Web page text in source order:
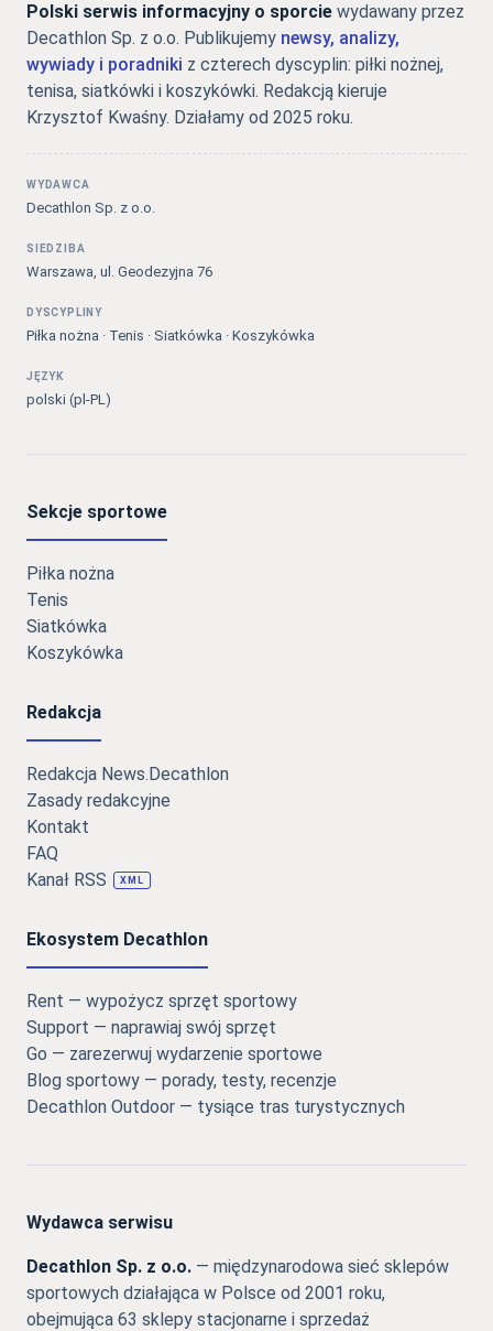
Polski serwis informacyjny o sporcie wydawany przez
Decathlon Sp. z o.o. Publikujemy newsy, analizy,
wywiady i poradniki z czterech dyscyplin: piłki nożnej,
tenisa, siatkówki i koszykówki. Redakcją kieruje
Krzysztof Kwaśny. Działamy od 2025 roku.
WYDAWCA
Decathlon Sp. z o.o.
SIEDZIBA
Warszawa, ul. Geodezyjna 76
DYSCYPLINY
Piłka nożna · Tenis · Siatkówka · Koszykówka
JĘZYK
polski (pl-PL)
Sekcje sportowe
Piłka nożna
Tenis
Siatkówka
Koszykówka
Redakcja
Redakcja News.Decathlon
Zasady redakcyjne
Kontakt
FAQ
Kanał RSS
XML
Ekosystem Decathlon
Rent — wypożycz sprzęt sportowy
Support — naprawiaj swój sprzęt
Go — zarezerwuj wydarzenie sportowe
Blog sportowy — porady, testy, recenzje
Decathlon Outdoor — tysiące tras turystycznych
Wydawca serwisu
Decathlon Sp. z o.o. — międzynarodowa sieć sklepów
sportowych działająca w Polsce od 2001 roku,
obejmująca 63 sklepy stacjonarne i sprzedaż